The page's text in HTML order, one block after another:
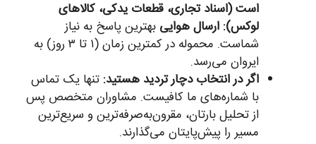
است (اسناد تجاری، قطعات یدکی، کالاهای
لوکس): ارسال هوایی بهترین پاسخ به نیاز
شماست. محموله در کمترین زمان (۱ تا ۳ روز) به
ایروان می‌رسد.
اگر در انتخاب دچار تردید هستید: تنها یک تماس
با شماره‌های ما کافیست. مشاوران متخصص پس
از تحلیل بارتان، مقرون‌به‌صرفه‌ترین و سریع‌ترین
مسیر را پیش‌پایتان می‌گذارند.